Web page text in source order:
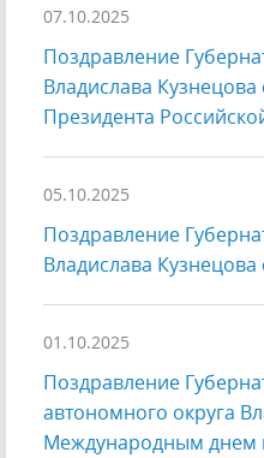
07.10.2025
Поздравление
Владислава
Президента
05.10.2025
Поздравление
Владислава
01.10.2025
Поздравление
автономного округа
Международным днем